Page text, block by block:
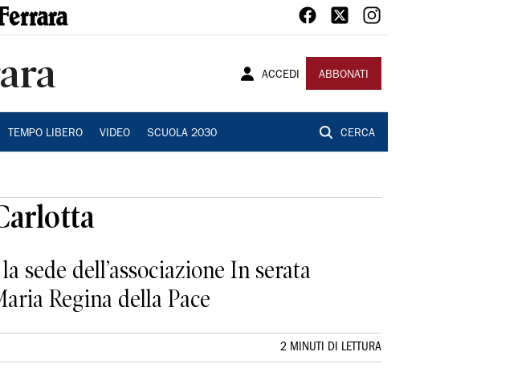
ACCEDI ABBONATI
TEMPO LIBERO VIDEO SCUOLA 2030 CERCA
sede dell’associazione In serata
Regina della Pace
2 MINUTI DI LETTURA